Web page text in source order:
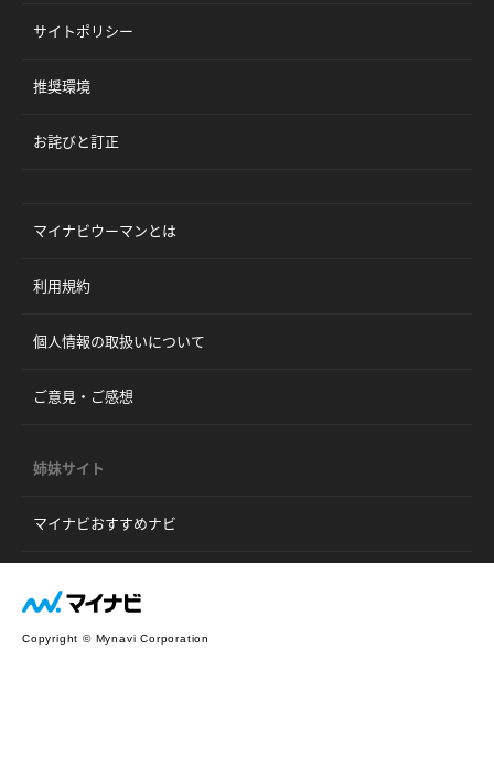
サイトポリシー
推奨環境
お詫びと訂正
マイナビウーマンとは
利用規約
個人情報の取扱いについて
ご意見・ご感想
姉妹サイト
マイナビおすすめナビ
Copyright © Mynavi Corporation